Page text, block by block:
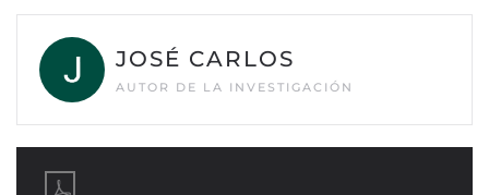
JOSÉ CARLOS
AUTOR DE LA INVESTIGACIÓN